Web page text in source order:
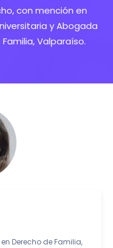
con mención en
y Abogada
Valparaíso.
Derecho de Familia,